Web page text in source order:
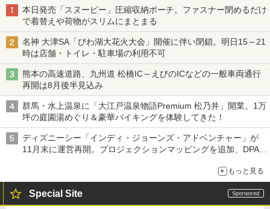
本日発売「スヌーピー」圧縮収納ポーチ。ファスナー閉めるだけ
で着替えや荷物がスリムにまとまる
名神 大津SA「びわ湖大花火大会」開催に伴い閉鎖。明日15～21
時は店舗・トイレ・駐車場の利用不可
熊本の高速道路、九州道 松橋IC～えびのICなどの一般車両通行
再開は8月後半見込み
群馬・水上温泉に「大江戸温泉物語Premium 松乃井」開業。1万
坪の庭園湯めぐり＆豪華バイキングを体験してきた！
ディズニーシー「インディ・ジョーンズ・アドベンチャー」が
11月末に運営再開。プロジェクションマッピングを追加、DPA
もっと見る
Special Site